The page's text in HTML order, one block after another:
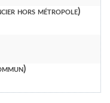
hors métropole)